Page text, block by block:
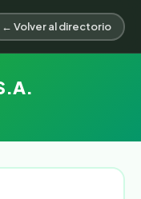
← Volver al directorio